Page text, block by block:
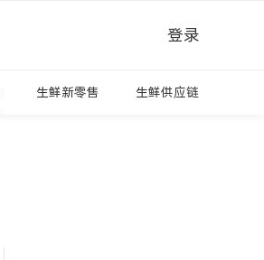
登录
生鲜新零售 生鲜供应链